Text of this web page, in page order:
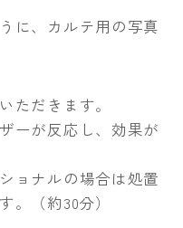
に、カルテ用の写真
ただきます。
ーが反応し、効果が
ョナルの場合は処置
。（約30分）